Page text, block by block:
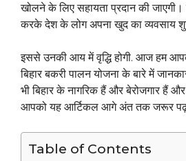
खोलने के लिए सहायता प्रदान की
करके देश के लोग अपना खुद का व्यवसाय
इससे उनकी आय में वृद्धि होगी. आज हम
बिहार बकरी पालन योजना के बारे में
भी बिहार के नागरिक हैं और बेरोजगार हैं और
आपको यह आर्टिकल आगे अंत तक जरूर
Table of Contents